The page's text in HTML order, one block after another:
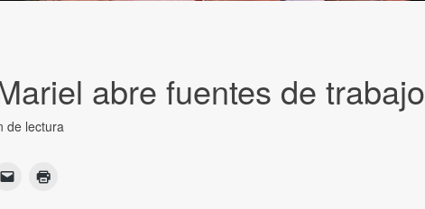
abre fuentes de trabajo
de lectura